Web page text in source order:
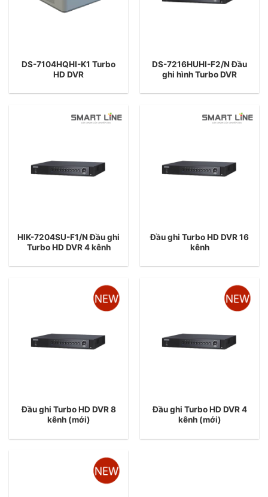
DS-7104HQHI-K1 Turbo
HD DVR
DS-7216HUHI-F2/N Đầu
ghi hình Turbo DVR
HIK-7204SU-F1/N Đầu ghi
Turbo HD DVR 4 kênh
Đầu ghi Turbo HD DVR 16
kênh
Đầu ghi Turbo HD DVR 8
kênh (mới)
Đầu ghi Turbo HD DVR 4
kênh (mới)